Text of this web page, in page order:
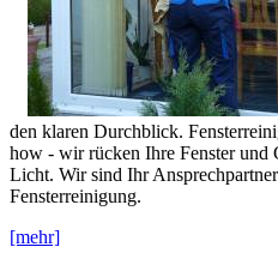
den klaren Durchblick.
how - wir rücken Ihre Fenster und
Licht. Wir sind Ihr
Fensterreinigung.
[mehr]